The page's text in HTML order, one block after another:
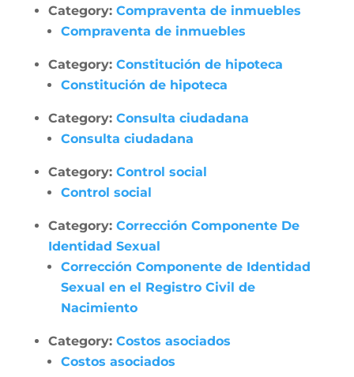
Category: Compraventa de inmuebles
Compraventa de inmuebles
Category: Constitución de hipoteca
Constitución de hipoteca
Category: Consulta ciudadana
Consulta ciudadana
Category: Control social
Control social
Category: Corrección Componente De
Identidad Sexual
Corrección Componente de Identidad
Sexual en el Registro Civil de
Nacimiento
Category: Costos asociados
Costos asociados